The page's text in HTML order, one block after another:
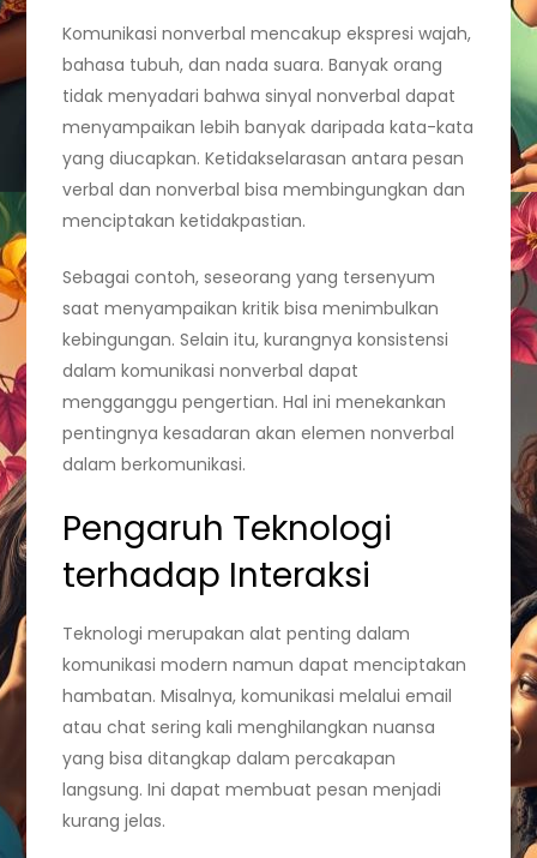
Komunikasi nonverbal mencakup ekspresi wajah,
bahasa tubuh, dan nada suara. Banyak orang
tidak menyadari bahwa sinyal nonverbal dapat
menyampaikan lebih banyak daripada kata-kata
yang diucapkan. Ketidakselarasan antara pesan
verbal dan nonverbal bisa membingungkan dan
menciptakan ketidakpastian.
Sebagai contoh, seseorang yang tersenyum
saat menyampaikan kritik bisa menimbulkan
kebingungan. Selain itu, kurangnya konsistensi
dalam komunikasi nonverbal dapat
mengganggu pengertian. Hal ini menekankan
pentingnya kesadaran akan elemen nonverbal
dalam berkomunikasi.
Pengaruh Teknologi
terhadap Interaksi
Teknologi merupakan alat penting dalam
komunikasi modern namun dapat menciptakan
hambatan. Misalnya, komunikasi melalui email
atau chat sering kali menghilangkan nuansa
yang bisa ditangkap dalam percakapan
langsung. Ini dapat membuat pesan menjadi
kurang jelas.